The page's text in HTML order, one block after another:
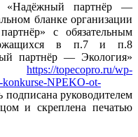
«Надёжный партнёр —
бланке организации
с обязательным
в п.7 и п.8
партнёр — Экология»
https://topecopro.ru/wp-
konkurse-NPEKO-ot-
подписана руководителем
и скреплена печатью